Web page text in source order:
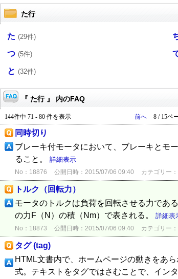
た行
た (29件)
つ (5件)
と (32件)
『 た行 』 内のFAQ
144件中 71 - 80 件を表示 前へ 8 / 15ペ
同時切り
ブレーキ付モータにおいて、ブレーキとモ
ること。 詳細表示
No：18876 公開日時：2015/07/06 09:40 カテゴリー：
トルク（回転力）
モータのトルクは負荷を回転させる力であ
の力F（N）の積（Nm）で表される。 詳細表
No：18873 公開日時：2015/07/06 09:40 カテゴリー：
タグ (tag)
HTML文書内で、ホームページの動きをあ
式。テキストをタグではさむことで、イン